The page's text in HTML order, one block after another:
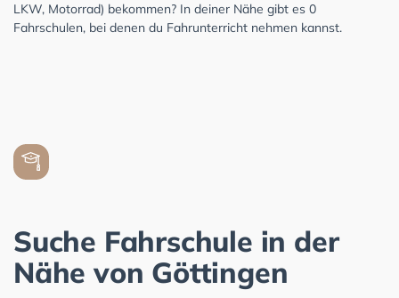
LKW, Motorrad) bekommen? In deiner Nähe gibt es 0
Fahrschulen, bei denen du Fahrunterricht nehmen kannst.
Suche Fahrschule in der
Nähe von Göttingen